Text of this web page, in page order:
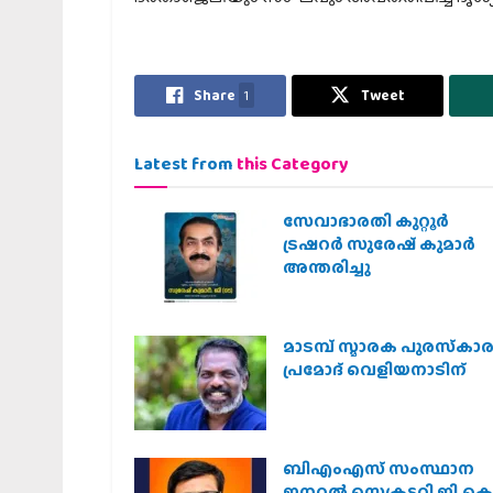
Share 1 Tweet
Latest from this Category
സേവാഭാരതി കുറ്റൂർ
ട്രഷറർ സുരേഷ് കുമാർ
അന്തരിച്ചു
മാടമ്പ് സ്മാരക
പ്രമോദ് വെളിയനാടിന്
ബിഎംഎസ് സംസ്ഥാന